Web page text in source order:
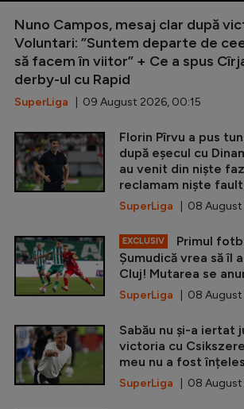
Nuno Campos, mesaj clar după
Voluntari: ”Suntem departe de
să facem în viitor” + Ce a spus
derby-ul cu Rapid
SuperLiga | 09 August 2026, 00:15
Florin Pîrvu a pus
după eșecul cu
au venit din niște
reclamam niște
SuperLiga | 08 August
EXCLUSIV
Primul
Șumudică vrea să îl
Cluj! Mutarea se
SuperLiga | 08 August
Sabău nu și-a iertat
victoria cu
meu nu a fost
SuperLiga | 08 August